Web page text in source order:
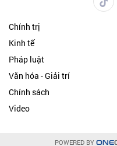
Chính trị
Kinh tế
Pháp luật
Văn hóa - Giải trí
Chính sách
Video
POWERED BY ONE